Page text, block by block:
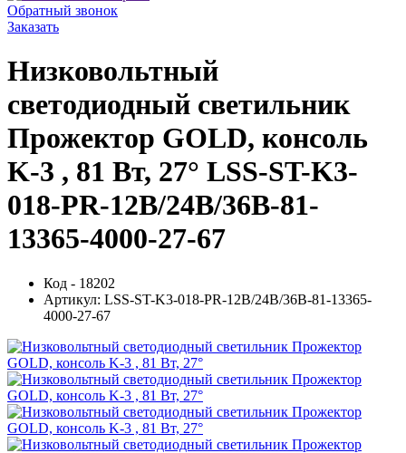
Обратный звонок
Заказать
Низковольтный
светодиодный светильник
Прожектор GOLD, консоль
K-3 , 81 Вт, 27° LSS-ST-K3-
018-PR-12В/24В/36В-81-
13365-4000-27-67
Код - 18202
Артикул: LSS-ST-K3-018-PR-12В/24В/36В-81-13365-
4000-27-67